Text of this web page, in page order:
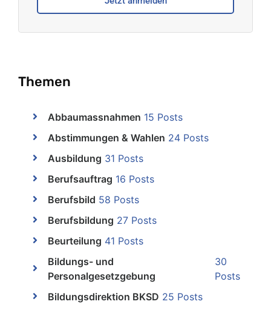
Themen
Abbaumassnahmen 15 Posts
Abstimmungen & Wahlen 24 Posts
Ausbildung 31 Posts
Berufsauftrag 16 Posts
Berufsbild 58 Posts
Berufsbildung 27 Posts
Beurteilung 41 Posts
Bildungs- und
Personalgesetzgebung
30
Posts
Bildungsdirektion BKSD 25 Posts